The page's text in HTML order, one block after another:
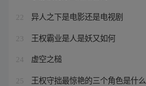
22 异人之下是电影还是电视剧
23 王权霸业是人是妖又如何
24 虚空之槌
25 王权守拙最惊艳的三个角色是什么